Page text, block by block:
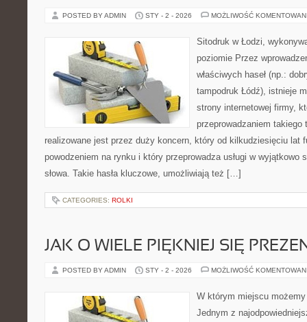
POSTED BY ADMIN STY - 2 - 2026 MOŻLIWOŚĆ
Sitodruk w Łodzi,
poziomie Przez
właściwych haseł (np.:
tampodruk Łódź), istnieje
strony internetowej firmy,
przeprowadzaniem
realizowane jest przez duży koncern, który od kilkudziesięciu lat
powodzeniem na rynku i który przeprowadza usługi w wyjątkowo
słowa. Takie hasła kluczowe, umożliwiają też […]
CATEGORIES: ROLKI
JAK O WIELE PIĘKNIEJ SIĘ
POSTED BY ADMIN STY - 2 - 2026 MOŻLIWOŚĆ
W którym miejscu
Jednym z